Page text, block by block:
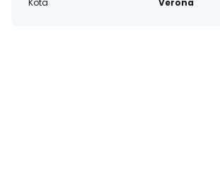
Kota
Verona